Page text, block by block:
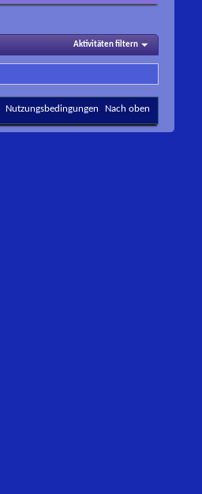
Aktivitäten filtern
Nutzungsbedingungen Nach oben